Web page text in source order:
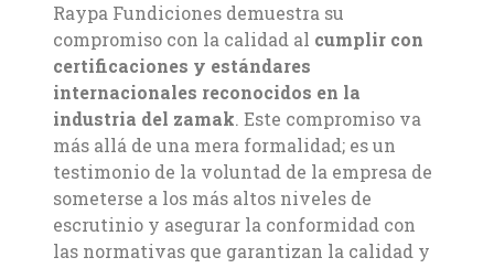
Raypa Fundiciones demuestra su
compromiso con la calidad al cumplir con
certificaciones y estándares
internacionales reconocidos en la
industria del zamak. Este compromiso va
más allá de una mera formalidad; es un
testimonio de la voluntad de la empresa de
someterse a los más altos niveles de
escrutinio y asegurar la conformidad con
las normativas que garantizan la calidad y